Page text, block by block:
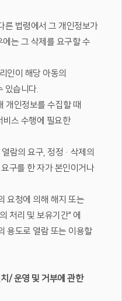
른 법령에서 그 개인정보가
는 그 삭제를 요구할 수
인이 해당 아동의
있습니다.
개인정보를 수집할 때
비스 수행에 필요한
람의 요구, 정정·삭제의
구를 한 자가 본인이거나
요청에 의해 해지 또는
처리 및 보유기간" 에
용도로 열람 또는 이용할
/ 운영 및 거부에 관한